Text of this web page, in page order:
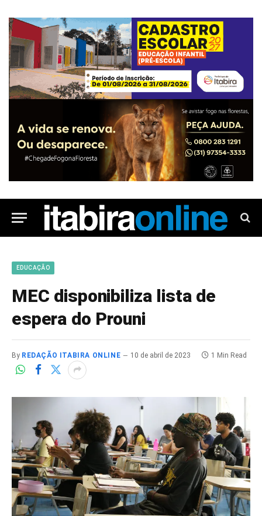
EDUCAÇÃO
MEC disponibiliza lista de
espera do Prouni
By REDAÇÃO ITABIRA ONLINE 10 de abril de 2023 1 Min Read